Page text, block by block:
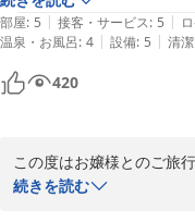
待ちしております。
ご投稿ありがとうございま
た。また、来年も同じ時期
よろしくお願いいたします
沖縄モントレスパリゾート
部屋: 5 | 接客・サービス: 5 |
温泉・お風呂: 4 | 設備: 5 | 清
420
この度はお嬢様とのご旅
ートをお選びいただき誠
続きを読む